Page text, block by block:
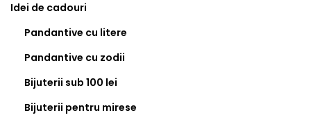
Idei de cadouri
Pandantive cu litere
Pandantive cu zodii
Bijuterii sub 100 lei
Bijuterii pentru mirese